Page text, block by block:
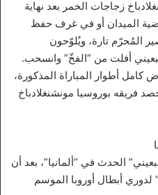
زجاجات الخمر بعد نهاية
الميدان أو في غرف حفظ
المُحرّم تارة، ويُلوّحون
أفلت من “الفخّ” وانسحب.
أطوار المباراة المذكورة،
فريقه بوروسيا مونشنغلادباخ
الحدث في “ألمانيا”، بعد أن
لدوري أبطال أوروبا الموسم